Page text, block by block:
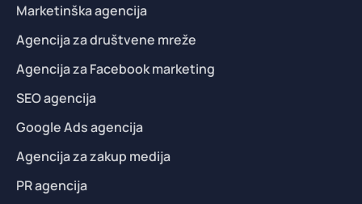
Marketinška agencija
Agencija za društvene mreže
Agencija za Facebook marketing
SEO agencija
Google Ads agencija
Agencija za zakup medija
PR agencija